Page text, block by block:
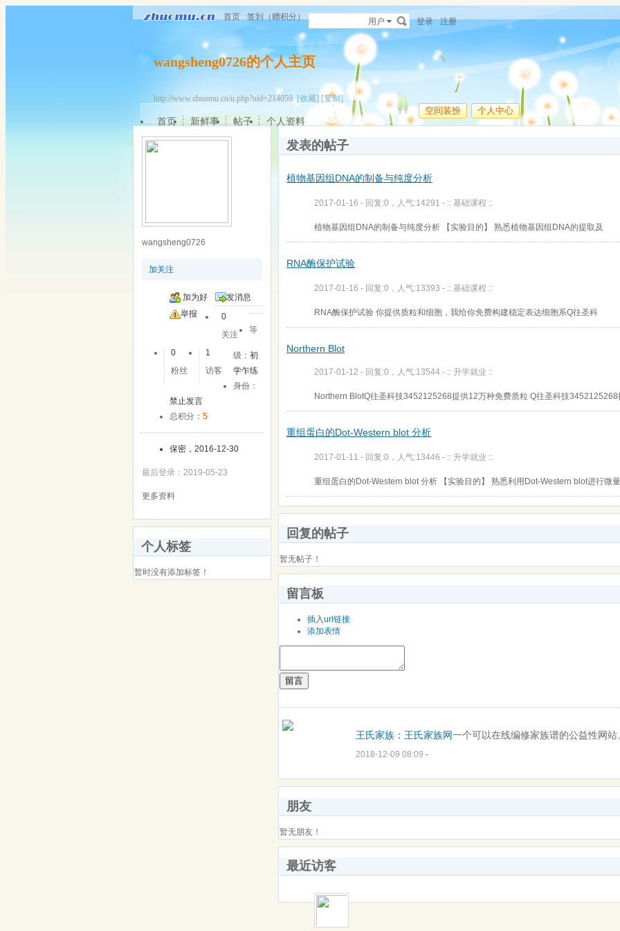
首页 签到（赠积分） 用户 登录 注册
wangsheng0726的个人主页
http://www.zhuomu.cn/u.php?uid=214059[收藏] [复制]
空间装扮 个人中心
首页 新鲜事 帖子 个人资料
wangsheng0726
加关注
加为好
友
发消息
举报
0
关注
0
粉丝
1
访客
等
级：初
学乍练
身份：
禁止发言
总积分： 5
保密，2016-12-30
最后登录：2019-05-23
更多资料
个人标签
暂时没有添加标签！
发表的帖子
植物基因组DNA的制备与纯度分析
2017-01-16 - 回复:0，人气:14291 - :: 基础课程 ::
植物基因组DNA的制备与纯度分析 【实验目的】 熟悉植物基因组DNA的提取及
RNA酶保护试验
2017-01-16 - 回复:0，人气:13393 - :: 基础课程 ::
RNA酶保护试验 你提供质粒和细胞，我给你免费构建稳定表达细胞系Q往圣科
Northern Blot
2017-01-12 - 回复:0，人气:13544 - :: 升学就业 ::
Northern BlotQ往圣科技3452125268提供12万种免费质粒 Q往圣科技
重组蛋白的Dot-Western blot 分析
2017-01-11 - 回复:0，人气:13446 - :: 升学就业 ::
重组蛋白的Dot-Western blot 分析 【实验目的】 熟悉利用Dot-Western blot进行微量
回复的帖子
暂无帖子！
留言板
插入url链接
添加表情
留言
王氏家族： 王氏家族网一个可以在线编修家族谱的公益性网站
2018-12-09 08:09 -
朋友
暂无朋友！
最近访客